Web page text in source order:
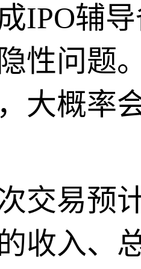
IPO辅
性问题
大概率
交易预
收入、